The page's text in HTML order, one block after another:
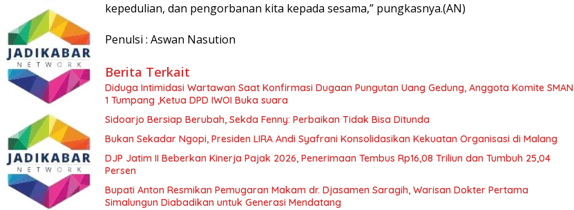
kepedulian, dan pengorbanan kita kepada sesama,” pungkasnya.(AN)
Penulsi : Aswan Nasution
Berita Terkait
Diduga Intimidasi Wartawan Saat Konfirmasi Dugaan Pungutan Uang Gedung, Anggota Komite SMAN
1 Tumpang ,Ketua DPD IWOI Buka suara
Sidoarjo Bersiap Berubah, Sekda Fenny: Perbaikan Tidak Bisa Ditunda
Bukan Sekadar Ngopi, Presiden LIRA Andi Syafrani Konsolidasikan Kekuatan Organisasi di Malang
DJP Jatim II Beberkan Kinerja Pajak 2026, Penerimaan Tembus Rp16,08 Triliun dan Tumbuh 25,04
Persen
Bupati Anton Resmikan Pemugaran Makam dr. Djasamen Saragih, Warisan Dokter Pertama
Simalungun Diabadikan untuk Generasi Mendatang